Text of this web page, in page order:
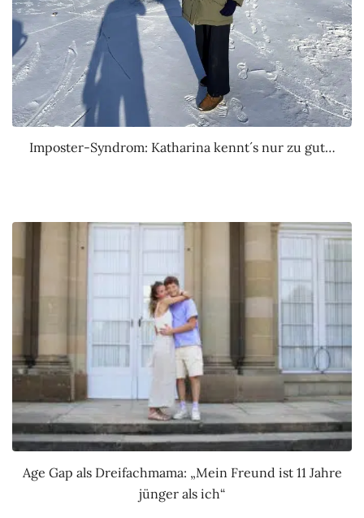
Imposter-Syndrom: Katharina kennt´s nur zu gut…
Age Gap als Dreifachmama: „Mein Freund ist 11 Jahre
jünger als ich“